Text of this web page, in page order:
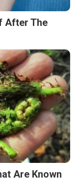
After The
Are Known